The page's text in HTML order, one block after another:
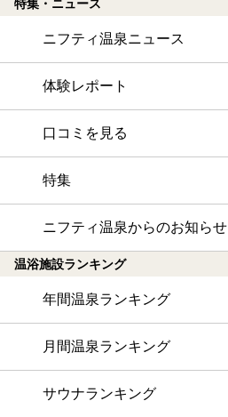
特集・ニュース
ニフティ温泉ニュース
体験レポート
口コミを見る
特集
ニフティ温泉からのお知らせ
温浴施設ランキング
年間温泉ランキング
月間温泉ランキング
サウナランキング